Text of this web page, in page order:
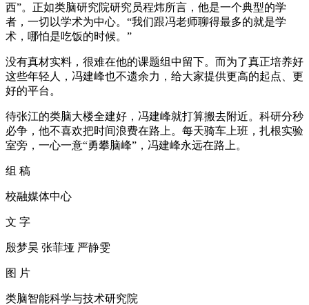
西”。正如类脑研究院研究员程炜所言，他是一个典型的学
者，一切以学术为中心。“我们跟冯老师聊得最多的就是学
术，哪怕是吃饭的时候。”
没有真材实料，很难在他的课题组中留下。而为了真正培养好
这些年轻人，冯建峰也不遗余力，给大家提供更高的起点、更
好的平台。
待张江的类脑大楼全建好，冯建峰就打算搬去附近。科研分秒
必争，他不喜欢把时间浪费在路上。每天骑车上班，扎根实验
室旁，一心一意“勇攀脑峰”，冯建峰永远在路上。
组 稿
校融媒体中心
文 字
殷梦昊 张菲垭 严静雯
图 片
类脑智能科学与技术研究院